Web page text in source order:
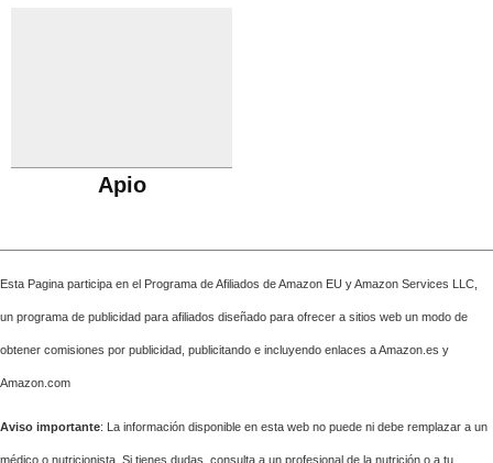
Apio
Esta Pagina participa en el Programa de Afiliados de Amazon EU y Amazon Services LLC,
un programa de publicidad para afiliados diseñado para ofrecer a sitios web un modo de
obtener comisiones por publicidad, publicitando e incluyendo enlaces a Amazon.es y
Amazon.com
Aviso importante: La información disponible en esta web no puede ni debe remplazar a un
médico o nutricionista. Si tienes dudas, consulta a un profesional de la nutrición o a tu